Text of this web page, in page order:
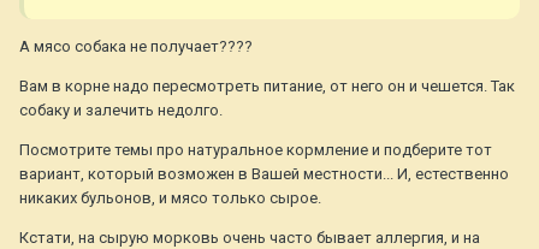
А мясо собака не получает????
Вам в корне надо пересмотреть питание, от него он и чешется. Так
собаку и залечить недолго.
Посмотрите темы про натуральное кормление и подберите тот
вариант, который возможен в Вашей местности... И, естественно
никаких бульонов, и мясо только сырое.
Кстати, на сырую морковь очень часто бывает аллергия, и на